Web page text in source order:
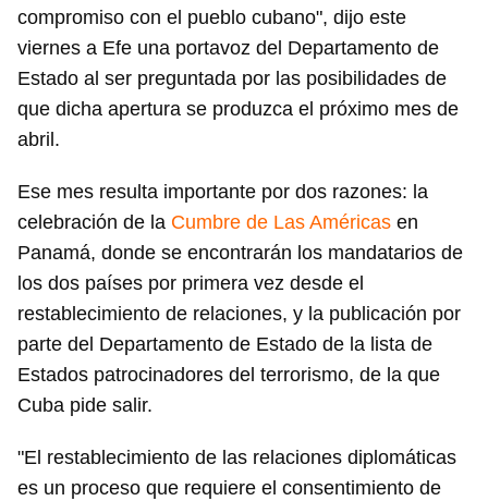
compromiso con el pueblo cubano", dijo este
viernes a Efe una portavoz del Departamento de
Estado al ser preguntada por las posibilidades de
que dicha apertura se produzca el próximo mes de
abril.
Ese mes resulta importante por dos razones: la
celebración de la Cumbre de Las Américas en
Panamá, donde se encontrarán los mandatarios de
los dos países por primera vez desde el
restablecimiento de relaciones, y la publicación por
parte del Departamento de Estado de la lista de
Estados patrocinadores del terrorismo, de la que
Cuba pide salir.
"El restablecimiento de las relaciones diplomáticas
es un proceso que requiere el consentimiento de